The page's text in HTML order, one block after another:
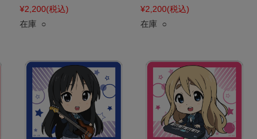
¥2,200(税込)
在庫 ○
¥2,200(税込)
在庫 ○